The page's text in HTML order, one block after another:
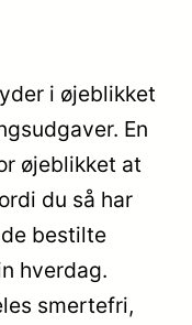
i øjeblikket
En
øjeblikket at
du så har
bestilte
hverdag.
smertefri,